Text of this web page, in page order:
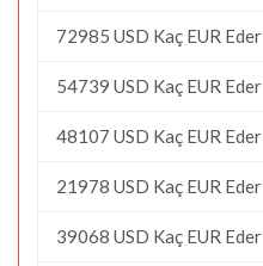
72985 USD Kaç EUR Eder
54739 USD Kaç EUR Eder
48107 USD Kaç EUR Eder
21978 USD Kaç EUR Eder
39068 USD Kaç EUR Eder